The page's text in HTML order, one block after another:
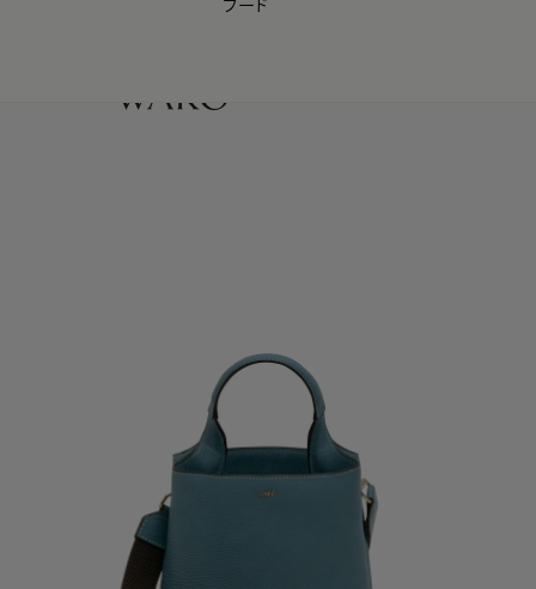
【会員様限定】夏のプレゼントキャンペーン開催中
フード